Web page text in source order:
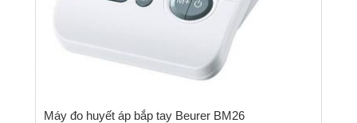
Máy đo huyết áp bắp tay Beurer BM26